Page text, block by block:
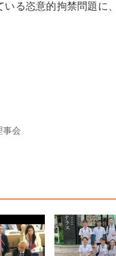
る恣意的拘禁問題に
事会